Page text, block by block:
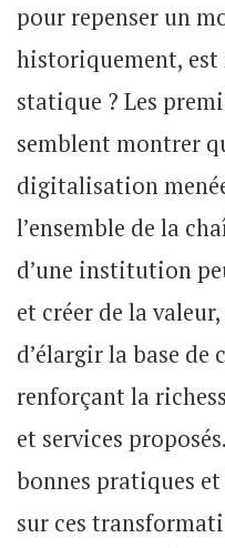
pour repenser un
historiquement,
statique ? Les
semblent montrer
digitalisation
l’ensemble de la
d’une institution
et créer de la
d’élargir la base
renforçant la
et services
bonnes pratiques et
sur ces